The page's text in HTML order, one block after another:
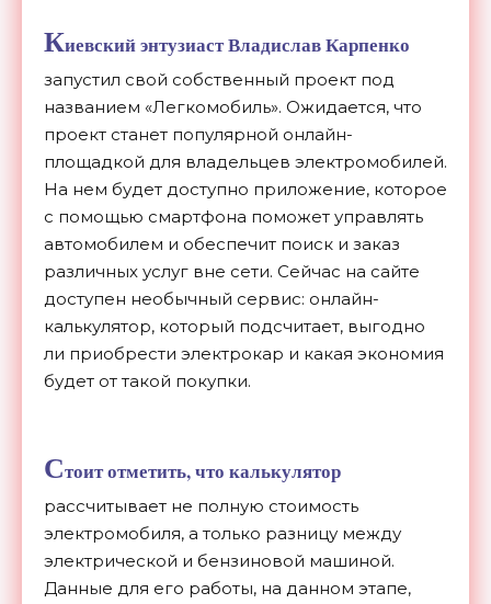
Киевский энтузиаст Владислав Карпенко
запустил свой собственный проект под
названием «Легкомобиль». Ожидается, что
проект станет популярной онлайн-
площадкой для владельцев электромобилей.
На нем будет доступно приложение, которое
с помощью смартфона поможет управлять
автомобилем и обеспечит поиск и заказ
различных услуг вне сети. Сейчас на сайте
доступен необычный сервис: онлайн-
калькулятор, который подсчитает, выгодно
ли приобрести электрокар и какая экономия
будет от такой покупки.
Стоит отметить, что калькулятор
рассчитывает не полную стоимость
электромобиля, а только разницу между
электрической и бензиновой машиной.
Данные для его работы, на данном этапе,